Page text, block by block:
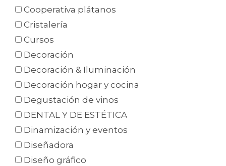
Cooperativa plátanos
Cristalería
Cursos
Decoración
Decoración & Iluminación
Decoración hogar y cocina
Degustación de vinos
DENTAL Y DE ESTÉTICA
Dinamización y eventos
Diseñadora
Diseño gráfico